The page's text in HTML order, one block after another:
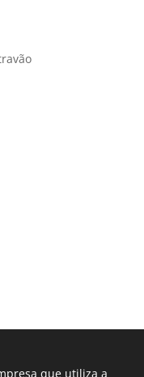
que utiliza a